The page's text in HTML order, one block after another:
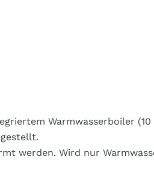
Warmwasserboiler
werden. Wird nur